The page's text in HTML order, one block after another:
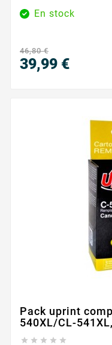
noir et couleur -
tous vos besoins
des impressions de
la rentabilité. Le pack compatible CANON PG-540
XL/CL-541...
En stock
46,80 €
39,99 €
Pack uprint
540XL/CL-
    